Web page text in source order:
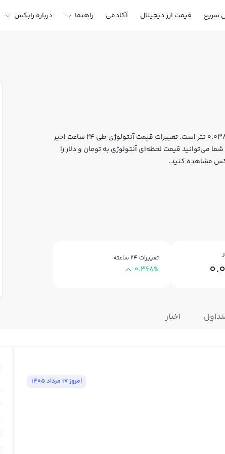
سریع قیمت ارز دیجیتال آکادمی راهنما درباره رابکس
قیمت لحظه‌ای آنتولوژی هم اکنون معادل 7,183 تومان یا 0.038471 تتر است. تغییرات قیمت آنتولوژی طی 24 ساعت اخیر
38,130,000 دلار رسیده است. شما می‌توانید قیمت لحظه‌ای آنتولوژی به تومان و دلار را
مشاهده کنید.
تغییرات ۲۴ ساعته
0.368%
اخبار
امروز ١٧ مرداد ١٤٠٥